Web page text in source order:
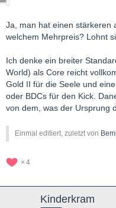
Ja, man hat einen stärkeren
welchem Mehrpreis? Lohnt
Ich denke ein breiter
World) als Core reicht
Gold II für die Seele und
oder BDCs für den Kick.
von dem, was der Ursprung
Einmal editiert, zuletzt von
4
Kinderkram